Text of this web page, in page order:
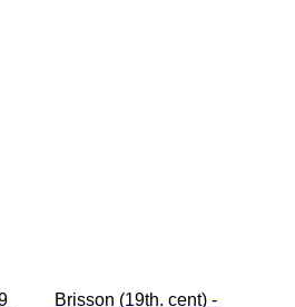
Brisson (19th. cent) -